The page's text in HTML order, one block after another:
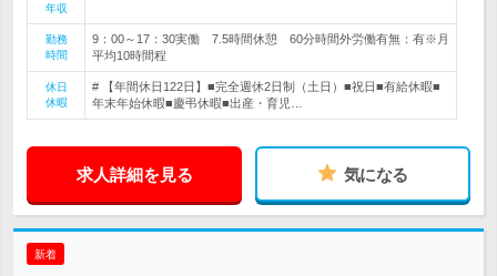
年収
勤務
時間
9：00～17：30実働 7.5時間休憩 60分時間外労働有無：有※月
平均10時間程
休日
休暇
# 【年間休日122日】■完全週休2日制（土日）■祝日■有給休暇■
年末年始休暇■慶弔休暇■出産・育児…
求人詳細を見る 気になる
新着